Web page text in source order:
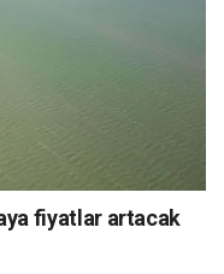
fiyatlar artacak